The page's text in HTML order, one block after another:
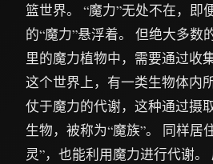
篮世界。 “魔力”无处不在，即
的“魔力”悬浮着。 但绝大多数
里的魔力植物中，需要通过收
这个世界上，有一类生物体内
仗于魔力的代谢，这种通过摄
生物，被称为“魔族”。 同样居
灵”，也能利用魔力进行代谢